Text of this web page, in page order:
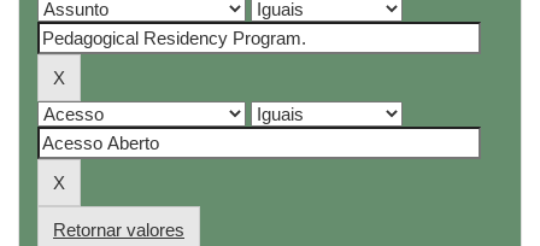
Retornar valores